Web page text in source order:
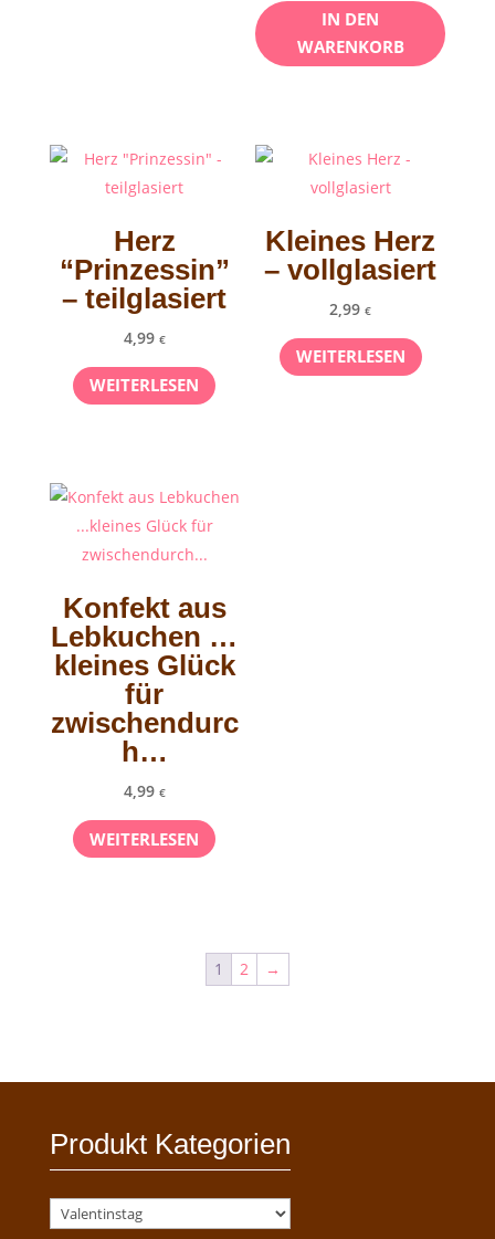
IN DEN
WARENKORB
Herz
“Prinzessin”
– teilglasiert
4,99 €
WEITERLESEN
Kleines Herz
– vollglasiert
2,99€
WEITERLESEN
Konfekt aus
Lebkuchen …
kleines Glück
für
zwischendurc
h…
4,99 €
WEITERLESEN
1 2 →
Produkt Kategorien